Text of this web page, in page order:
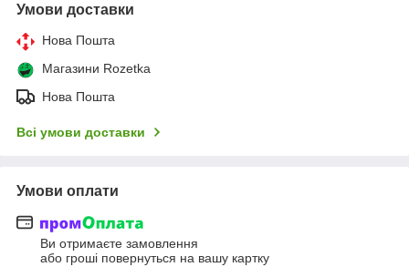
Умови доставки
Нова Пошта
Магазини Rozetka
Нова Пошта
Всі умови доставки
Умови оплати
Ви отримаєте замовлення
або гроші повернуться на вашу картку